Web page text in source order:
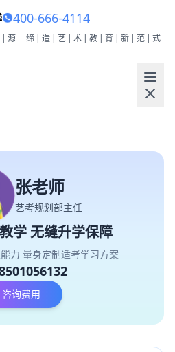
400-666-4114
源 缔|造|艺|术|教|育|新|范|式
张老师
艺考规划部主任
学 无缝升学保障
力 量身定制适考学习方案
咨询费用